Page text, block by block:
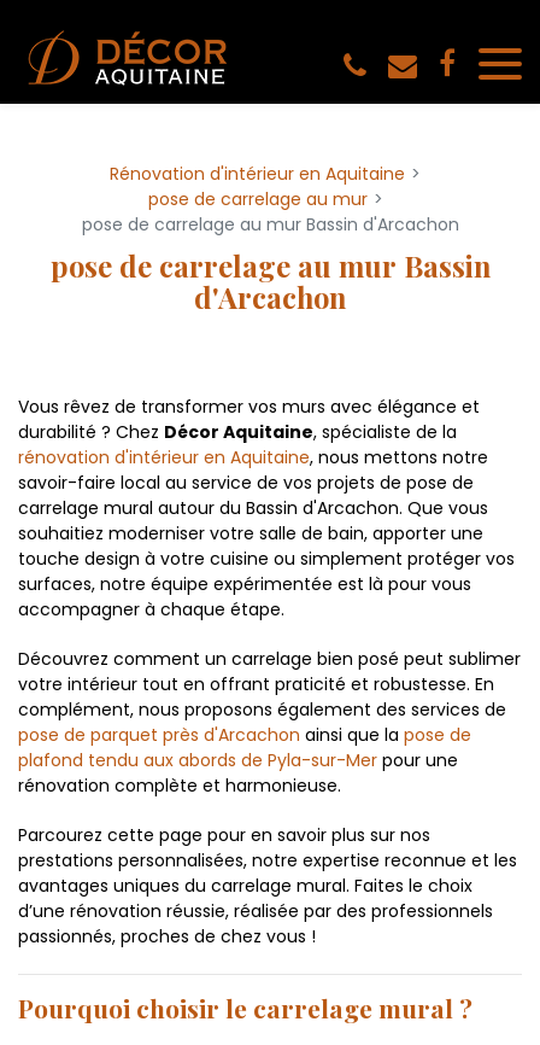
Rénovation d'intérieur en Aquitaine
pose de carrelage au mur
pose de carrelage au mur Bassin d'Arcachon
pose de carrelage au mur Bassin
d'Arcachon
Vous rêvez de transformer vos murs avec élégance et
durabilité ? Chez Décor Aquitaine, spécialiste de la
rénovation d'intérieur en Aquitaine, nous mettons notre
savoir-faire local au service de vos projets de pose de
carrelage mural autour du Bassin d'Arcachon. Que vous
souhaitiez moderniser votre salle de bain, apporter une
touche design à votre cuisine ou simplement protéger vos
surfaces, notre équipe expérimentée est là pour vous
accompagner à chaque étape.
Découvrez comment un carrelage bien posé peut sublimer
votre intérieur tout en offrant praticité et robustesse. En
complément, nous proposons également des services de
pose de parquet près d'Arcachon ainsi que la pose de
plafond tendu aux abords de Pyla-sur-Mer pour une
rénovation complète et harmonieuse.
Parcourez cette page pour en savoir plus sur nos
prestations personnalisées, notre expertise reconnue et les
avantages uniques du carrelage mural. Faites le choix
d’une rénovation réussie, réalisée par des professionnels
passionnés, proches de chez vous !
Pourquoi choisir le carrelage mural ?